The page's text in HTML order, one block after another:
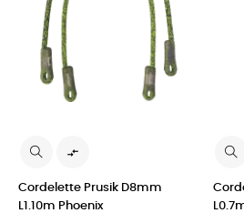

Cordelette Prusik D8mm
L1.10m Phoenix